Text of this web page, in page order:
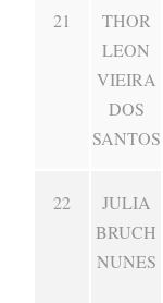
21
THOR
LEON
VIEIRA
DOS
SANTOS
22
JULIA
BRUCH
NUNES